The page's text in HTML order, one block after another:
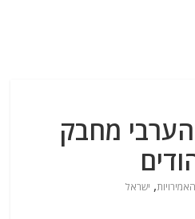
הערבי מחבק
האמירויות, ישראל